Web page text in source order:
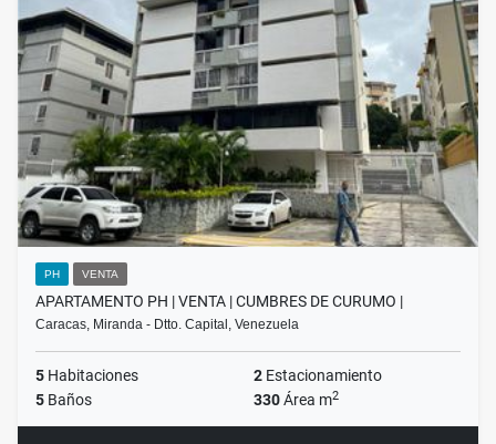
PH VENTA
APARTAMENTO PH | VENTA | CUMBRES DE CURUMO |
Caracas, Miranda - Dtto. Capital, Venezuela
5 Habitaciones 2 Estacionamiento
5 Baños 330Área m2